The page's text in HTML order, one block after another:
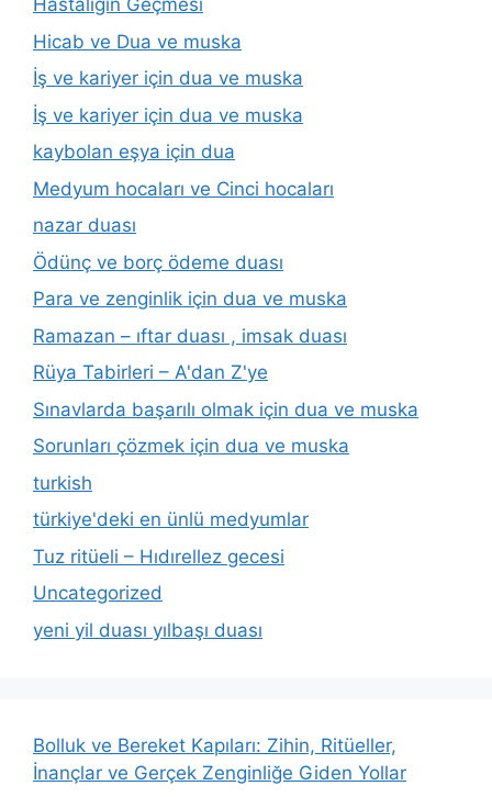
Hastalığın Geçmesi
Hicab ve Dua ve muska
İş ve kariyer için dua ve muska
İş ve kariyer için dua ve muska
kaybolan eşya için dua
Medyum hocaları ve Cinci hocaları
nazar duası
Ödünç ve borç ödeme duası
Para ve zenginlik için dua ve muska
Ramazan – ıftar duası , imsak duası
Rüya Tabirleri – A'dan Z'ye
Sınavlarda başarılı olmak için dua ve muska
Sorunları çözmek için dua ve muska
turkish
türkiye'deki en ünlü medyumlar
Tuz ritüeli – Hıdırellez gecesi
Uncategorized
yeni yil duası yılbaşı duası
Bolluk ve Bereket Kapıları: Zihin, Ritüeller,
İnançlar ve Gerçek Zenginliğe Giden Yollar